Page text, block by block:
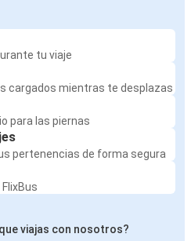
tu viaje
cargados mientras te desplazas
para las piernas
pertenencias de forma segura
viajas con nosotros?